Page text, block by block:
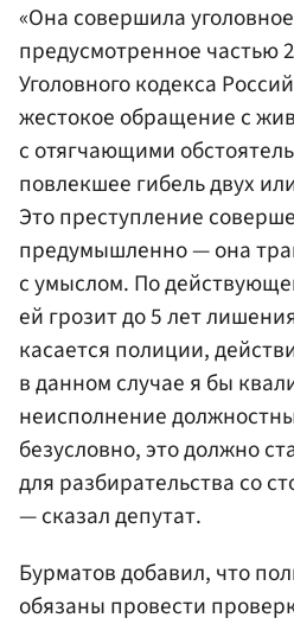
«Она совершила
предусмотренное частью
Уголовного кодекса
жестокое обращение с
с отягчающими
повлекшее гибель двух
Это преступление
предумышленно — она
с умыслом. По
ей грозит до 5 лет
касается полиции,
в данном случае я бы
неисполнение
безусловно, это должно
для разбирательства со
— сказал депутат.
Бурматов добавил, что
обязаны провести